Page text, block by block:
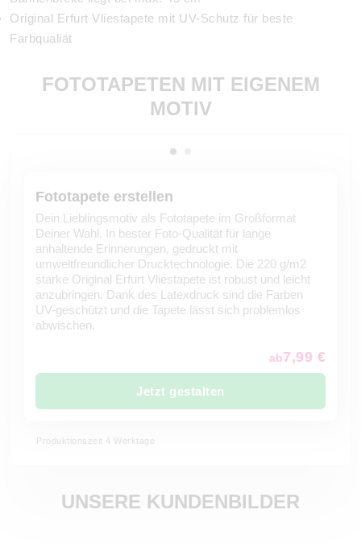
Original Erfurt Vliestapete mit UV-Schutz für beste
Farbqualiät
FOTOTAPETEN MIT EIGENEM
MOTIV
Fototapete erstellen
Dein Lieblingsmotiv als Fototapete im Großformat
Deiner Wahl. In bester Foto-Qualität für lange
anhaltende Erinnerungen, gedruckt mit
umweltfreundlicher Drucktechnologie. Die 220 g/m2
starke Original Erfurt Vliestapete ist robust und leicht
anzubringen. Dank des Latexdruck sind die Farben
UV-geschützt und die Tapete lässt sich problemlos
abwischen.
ab7,99 €
Jetzt gestalten
Produktionszeit 4 Werktage
UNSERE KUNDENBILDER